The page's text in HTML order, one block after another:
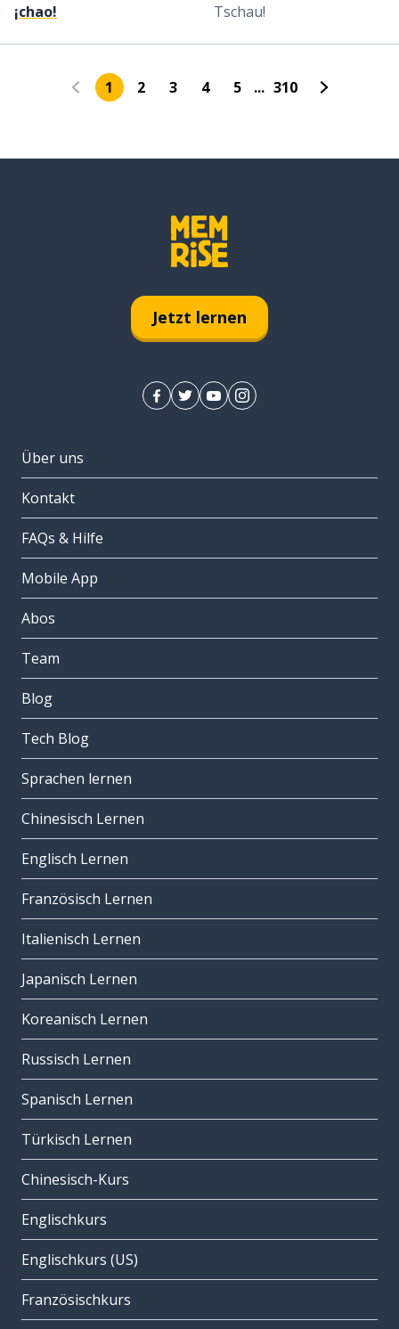
¡chao! Tschau!
1 2 3 4 5 ... 310
Jetzt lernen
Über uns
Kontakt
FAQs & Hilfe
Mobile App
Abos
Team
Blog
Tech Blog
Sprachen lernen
Chinesisch Lernen
Englisch Lernen
Französisch Lernen
Italienisch Lernen
Japanisch Lernen
Koreanisch Lernen
Russisch Lernen
Spanisch Lernen
Türkisch Lernen
Chinesisch-Kurs
Englischkurs
Englischkurs (US)
Französischkurs